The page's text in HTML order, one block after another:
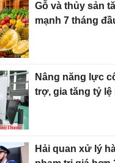
Gỗ và thủy sản
mạnh 7 tháng
Nâng năng lực
trợ, gia tăng tỷ lệ
Hải quan xử lý